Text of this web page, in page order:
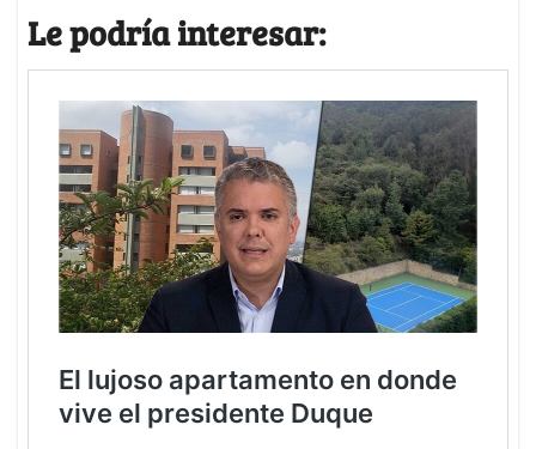
Le podría interesar: